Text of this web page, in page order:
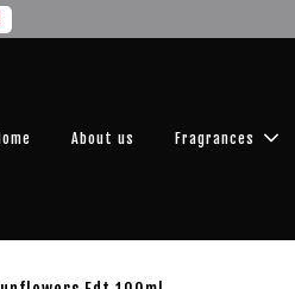
About us Fragrances